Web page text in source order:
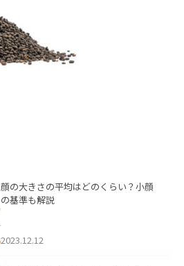
顔の大きさの平均はどのくらい？小顔
の基準も解説
2023.12.12